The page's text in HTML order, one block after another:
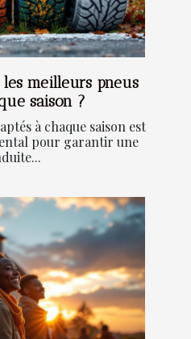
meilleurs pneus
saison ?
à chaque saison est
pour garantir une